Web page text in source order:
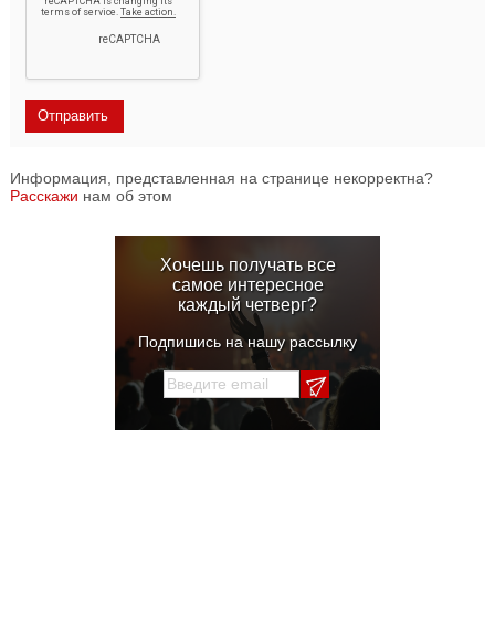
Информация, представленная на странице некорректна?
Расскажи нам об этом
Хочешь получать все
самое интересное
каждый четверг?
Подпишись на нашу рассылку